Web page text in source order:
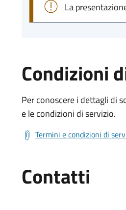
La
Condizioni
Per conoscere i dettagli di
e le condizioni di servizio.
Termini e condizioni di
Contatti